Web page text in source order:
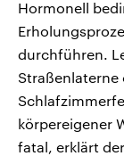
Hormonell
durchführen.
Straßenlaterne
körpereigener
fatal, erklärt